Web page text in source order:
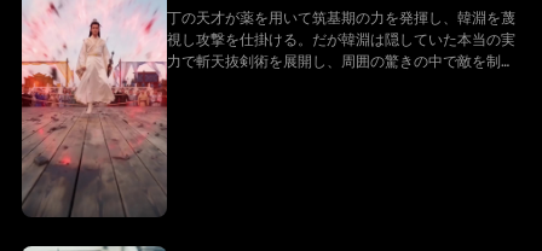
丁の天才が薬を用いて筑基期の力を発揮し、韓淵を蔑
視し攻撃を仕掛ける。だが韓淵は隠していた本当の実
力で斬天抜剣術を展開し、周囲の驚きの中で敵を制す
る